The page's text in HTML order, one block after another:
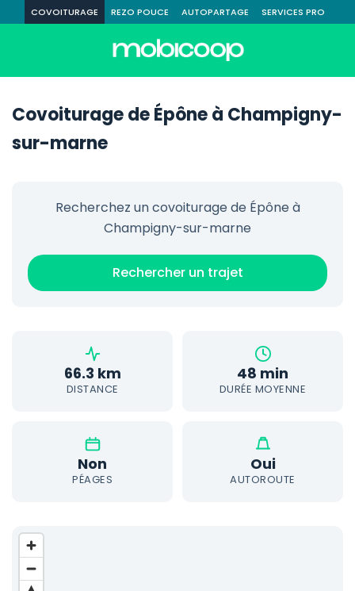
COVOITURAGE REZO POUCE AUTOPARTAGE SERVICES PRO
Covoiturage de Épône à Champigny-
sur-marne
Recherchez un covoiturage de Épône à
Champigny-sur-marne
Rechercher un trajet
66.3 km
DISTANCE
48 min
DURÉE MOYENNE
Non
PÉAGES
Oui
AUTOROUTE